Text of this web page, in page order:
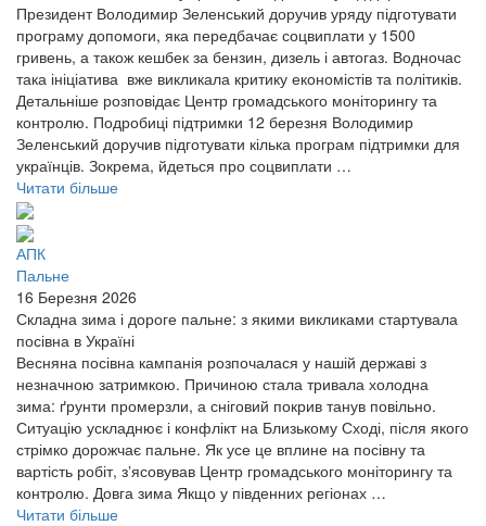
Президент Володимир Зеленський доручив уряду підготувати
програму допомоги, яка передбачає соцвиплати у 1500
гривень, а також кешбек за бензин, дизель і автогаз. Водночас
така ініціатива вже викликала критику економістів та політиків.
Детальніше розповідає Центр громадського моніторингу та
контролю. Подробиці підтримки 12 березня Володимир
Зеленський доручив підготувати кілька програм підтримки для
українців. Зокрема, йдеться про соцвиплати …
Читати більше
АПК
Пальне
16 Березня 2026
Складна зима і дороге пальне: з якими викликами стартувала
посівна в Україні
Весняна посівна кампанія розпочалася у нашій державі з
незначною затримкою. Причиною стала тривала холодна
зима: ґрунти промерзли, а сніговий покрив танув повільно.
Ситуацію ускладнює і конфлікт на Близькому Сході, після якого
стрімко дорожчає пальне. Як усе це вплине на посівну та
вартість робіт, зʼясовував Центр громадського моніторингу та
контролю. Довга зима Якщо у південних регіонах …
Читати більше